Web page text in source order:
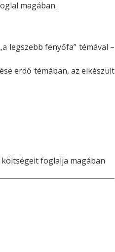
magában.
legszebb fenyőfa” témával –
erdő témában, az elkészült
foglalja magában